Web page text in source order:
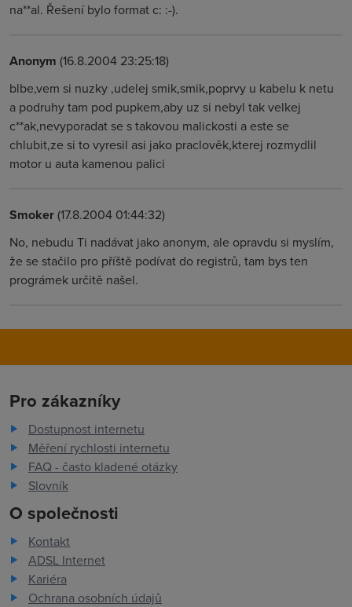
na**al. Řešení bylo format c: :-).
Anonym (16.8.2004 23:25:18)
blbe,vem si nuzky ,udelej smik,smik,poprvy u kabelu k netu
a podruhy tam pod pupkem,aby uz si nebyl tak velkej
c**ak,nevyporadat se s takovou malickosti a este se
chlubit,ze si to vyresil asi jako praclověk,kterej rozmydlil
motor u auta kamenou palici
Smoker(17.8.2004 01:44:32)
No, nebudu Ti nadávat jako anonym, ale opravdu si myslím,
že se stačilo pro příště podívat do registrů, tam bys ten
prográmek určitě našel.
Pro zákazníky
Dostupnost internetu
Měření rychlosti internetu
FAQ - často kladené otázky
Slovník
O společnosti
Kontakt
ADSL Internet
Kariéra
Ochrana osobních údajů